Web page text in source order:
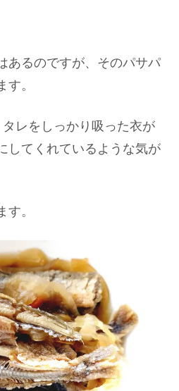
あるのですが、そのパサパ
。
レをしっかり吸った衣が
してくれているような気が
す。